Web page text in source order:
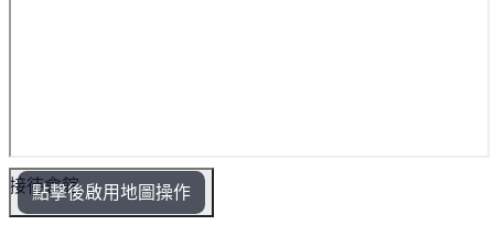
點擊後啟用地圖操作
接待會館